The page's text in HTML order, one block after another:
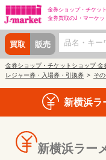
金券ショップ・ チケッ
金券買取のJ・マーケッ
買取 販売
金券ショップ・チケットショップ 金
レジャー券・入場券・引換券
そ
新横浜ラ
新横浜ラー